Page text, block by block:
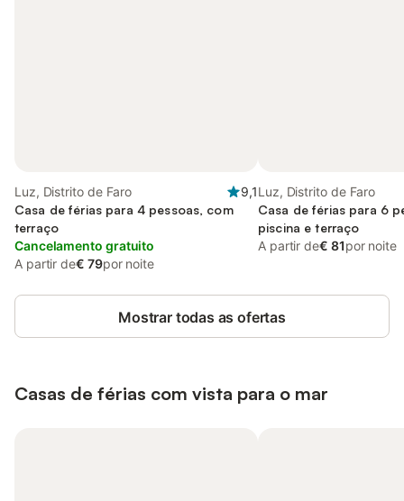
Luz, Distrito de Faro
9,1
Casa de férias para 4 pessoas, com
terraço
Cancelamento gratuito
A partir de€ 79por noite
Luz, Distrito de Faro
Casa de férias para 6
piscina e terraço
A partir de€ 81por noite
Mostrar todas as ofertas
Casas de férias com vista para o mar